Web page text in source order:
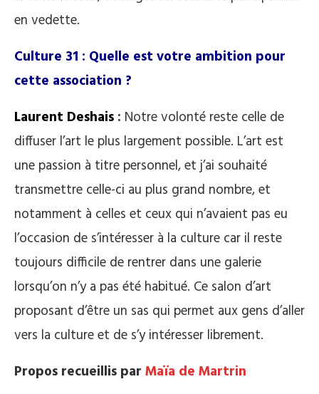
en vedette.
Culture 31 : Quelle est votre ambition pour
cette association ?
Laurent Deshais : Notre volonté reste celle de
diffuser l’art le plus largement possible. L’art est
une passion à titre personnel, et j’ai souhaité
transmettre celle-ci au plus grand nombre, et
notamment à celles et ceux qui n’avaient pas eu
l’occasion de s’intéresser à la culture car il reste
toujours difficile de rentrer dans une galerie
lorsqu’on n’y a pas été habitué. Ce salon d’art
proposant d’être un sas qui permet aux gens d’aller
vers la culture et de s’y intéresser librement.
Propos recueillis par Maïa de Martrin